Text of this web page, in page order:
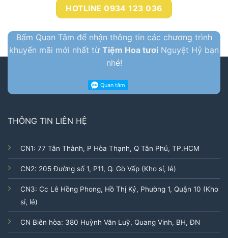
HOTLINE 0934 123 036
Bấm Quan Tâm để nhận thông tin các chương trình
khuyến mãi mới nhất từ Tiệm Hoa tươi Nguyệt Hỷ bạn
nhé!
THÔNG TIN LIÊN HỆ
CN1: 77 Tân Thành, P Hòa Thạnh, Q Tân Phú, TP.HCM
CN2: 205 Đường số 1, P11, Q. Gò Vấp (Kho sỉ, lẻ)
CN3: Cc Lê Hồng Phong, Hồ Thị Kỷ, Phường 1, Quận 10 (Kho
sỉ, lẻ)
CN Biên hòa: 380 Huỳnh Văn Luỹ, Quang Vinh, BH, ĐN